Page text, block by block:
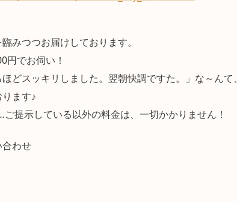
みつつお届けしております。
円でお伺い！
どスッキリしました。翌朝快調ですた。」な～んて、
ます♪
提示している以外の料金は、一切かかりません！
わせ